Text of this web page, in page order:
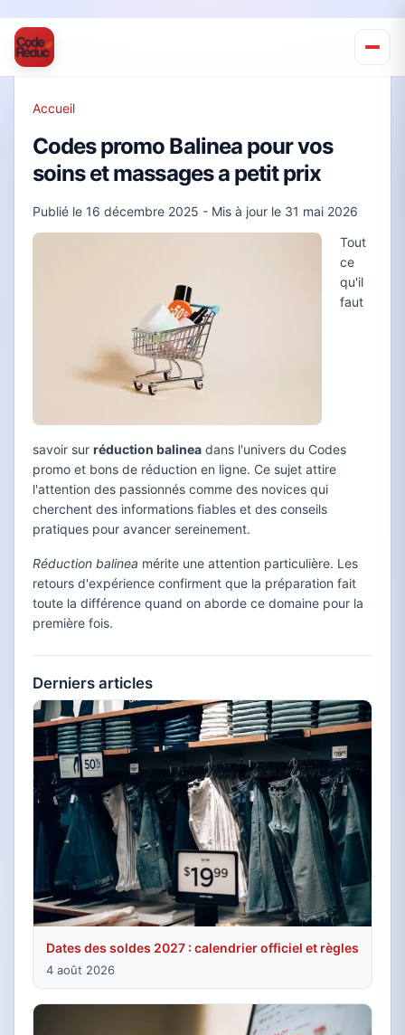
Accueil
Codes promo Balinea pour vos
soins et massages a petit prix
Publié le 16 décembre 2025 - Mis à jour le 31 mai 2026
Tout
ce
qu'il
faut
savoir sur réduction balinea dans l'univers du Codes
promo et bons de réduction en ligne. Ce sujet attire
l'attention des passionnés comme des novices qui
cherchent des informations fiables et des conseils
pratiques pour avancer sereinement.
Réduction balinea mérite une attention particulière. Les
retours d'expérience confirment que la préparation fait
toute la différence quand on aborde ce domaine pour la
première fois.
Derniers articles
Dates des soldes 2027 : calendrier officiel et règles
4 août 2026